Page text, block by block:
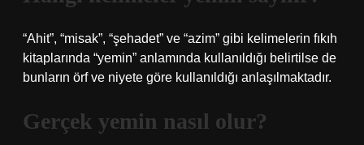
“Ahit”, “misak”, “şehadet” ve “azim” gibi kelimelerin fıkıh
kitaplarında “yemin” anlamında kullanıldığı belirtilse de
bunların örf ve niyete göre kullanıldığı anlaşılmaktadır.
Gerçek yemin nasıl olur?